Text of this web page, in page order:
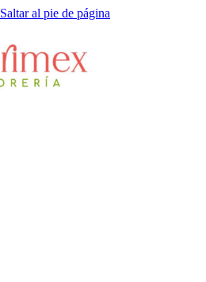
Saltar al pie de página